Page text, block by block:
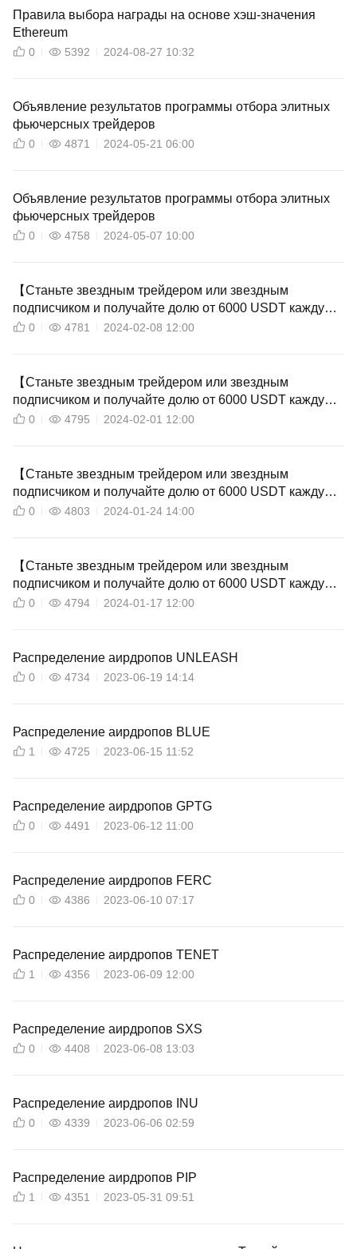
Правила выбора награды на основе хэш-значения
Ethereum
0 5392 2024-08-27 10:32
Объявление результатов программы отбора элитных
фьючерсных трейдеров
0 4871 2024-05-21 06:00
Объявление результатов программы отбора элитных
фьючерсных трейдеров
0 4758 2024-05-07 10:00
【Станьте звездным трейдером или звездным
подписчиком и получайте долю от 6000 USDT каждую
неделю】-Публикация таблицы лидеров звездных
0 4781 2024-02-08 12:00
【Станьте звездным трейдером или звездным
подписчиком и получайте долю от 6000 USDT каждую
неделю】-Публикация таблицы лидеров звездных
0 4795 2024-02-01 12:00
【Станьте звездным трейдером или звездным
подписчиком и получайте долю от 6000 USDT каждую
неделю】-Публикация таблицы лидеров звездных
0 4803 2024-01-24 14:00
【Станьте звездным трейдером или звездным
подписчиком и получайте долю от 6000 USDT каждую
неделю】-Публикация таблицы лидеров звездных
0 4794 2024-01-17 12:00
Распределение аирдропов UNLEASH
0 4734 2023-06-19 14:14
Распределение аирдропов BLUE
1 4725 2023-06-15 11:52
Распределение аирдропов GPTG
0 4491 2023-06-12 11:00
Распределение аирдропов FERC
0 4386 2023-06-10 07:17
Распределение аирдропов TENET
1 4356 2023-06-09 12:00
Распределение аирдропов SXS
0 4408 2023-06-08 13:03
Распределение аирдропов INU
0 4339 2023-06-06 02:59
Распределение аирдропов PIP
1 4351 2023-05-31 09:51